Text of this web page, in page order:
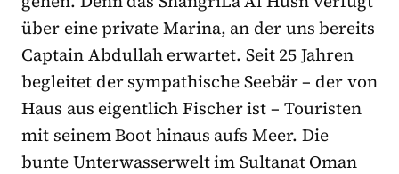
über eine private Marina, an der uns bereits
Captain Abdullah erwartet. Seit 25 Jahren
begleitet der sympathische Seebär – der von
Haus aus eigentlich Fischer ist – Touristen
mit seinem Boot hinaus aufs Meer. Die
bunte Unterwasserwelt im Sultanat Oman